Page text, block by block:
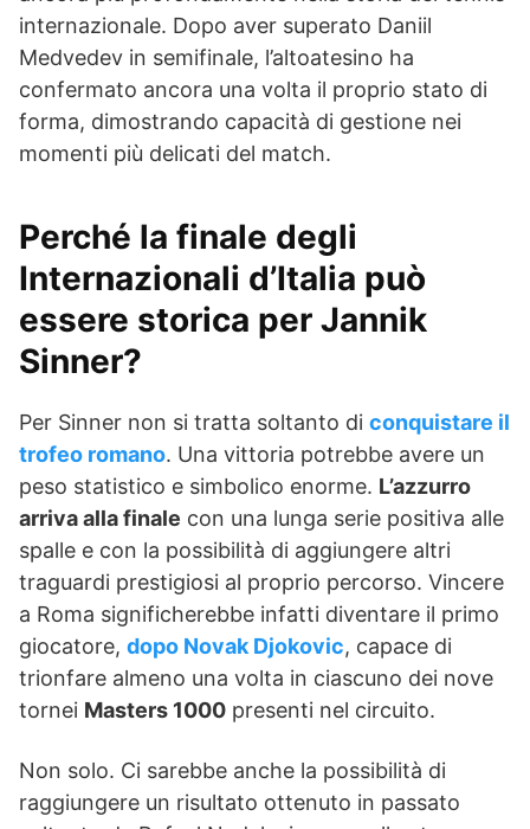
internazionale. Dopo aver superato Daniil
Medvedev in semifinale, l’altoatesino ha
confermato ancora una volta il proprio stato di
forma, dimostrando capacità di gestione nei
momenti più delicati del match.
Perché la finale degli
Internazionali d’Italia può
essere storica per Jannik
Sinner?
Per Sinner non si tratta soltanto di conquistare il
trofeo romano. Una vittoria potrebbe avere un
peso statistico e simbolico enorme. L’azzurro
arriva alla finale con una lunga serie positiva alle
spalle e con la possibilità di aggiungere altri
traguardi prestigiosi al proprio percorso. Vincere
a Roma significherebbe infatti diventare il primo
giocatore, dopo Novak Djokovic, capace di
trionfare almeno una volta in ciascuno dei nove
tornei Masters 1000 presenti nel circuito.
Non solo. Ci sarebbe anche la possibilità di
raggiungere un risultato ottenuto in passato